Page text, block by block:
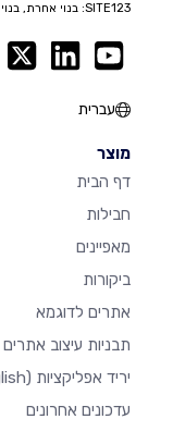
SITE123: בנוי אחרת, בנוי טוב יותר.
עברית
מוצר
דף הבית
חבילות
מאפיינים
ביקורות
אתרים לדוגמא
תבניות עיצוב אתרים
יריד אפליקציות (English)
עדכונים אחרונים